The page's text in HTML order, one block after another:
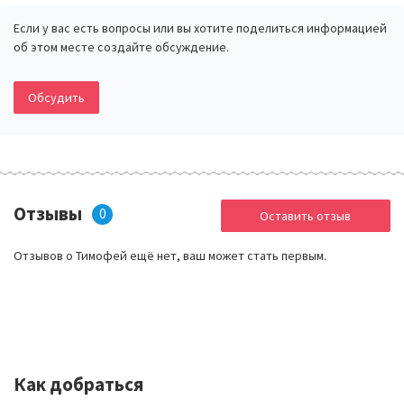
Если у вас есть вопросы или вы хотите поделиться информацией
об этом месте создайте обсуждение.
Обсудить
Отзывы 0
Отзывов о Тимофей ещё нет, ваш может стать первым.
Оставить отзыв
Как добраться